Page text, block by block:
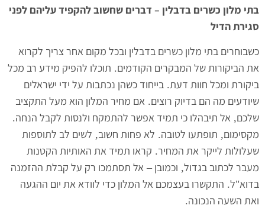
בתי מלון כשרים בדבלין – דברים שחשוב להקפיד עליהם לפני
סגירת הדיל
כשבוחרים בתי מלון כשרים בדבלין ובכל מקום אחר צריך לקרוא
את הביקורות של המבקרים הקודמים. תוכלו להפיק מידע רב מכל
ביקורת ומכל חוות דעת. בייחוד כשהן נכתבות על ידי ישראלים
שיודעים מה הם בדיוק רוצים. אם מחיר המלון הוא מעל התקציב
שלכם, אל תיבהלו כי תמיד אפשר להתמקח ולנסות לקבל הנחה.
מקסימום, תופתעו לטובה. לא פחות חשוב, לשים לב לתוספות
שעלולות לייקר את המחיר. קראו תמיד את האותיות הקטנות
מעבר לכתוב בגדול, וכמובן – אל תסתמכו רק על קבלת ההזמנה
בדוא"ל. התקשרו בעצמכם אל המלון כדי לוודא את יום ההגעה
ואת השעה הנכונה.